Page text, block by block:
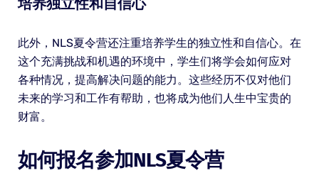
此外，NLS夏令营还注重培养学生的独立性和自信心。在
这个充满挑战和机遇的环境中，学生们将学会如何应对
各种情况，提高解决问题的能力。这些经历不仅对他们
未来的学习和工作有帮助，也将成为他们人生中宝贵的
财富。
如何报名参加NLS夏令营